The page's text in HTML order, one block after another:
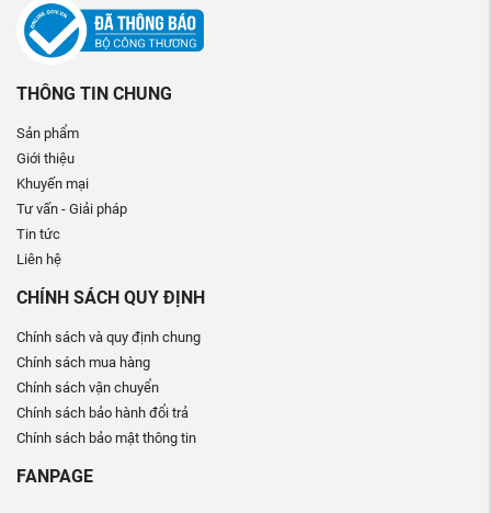
THÔNG TIN CHUNG
Sản phẩm
Giới thiệu
Khuyến mại
Tư vấn - Giải pháp
Tin tức
Liên hệ
CHÍNH SÁCH QUY ĐỊNH
Chính sách và quy định chung
Chính sách mua hàng
Chính sách vận chuyển
Chính sách bảo hành đổi trả
Chính sách bảo mật thông tin
FANPAGE